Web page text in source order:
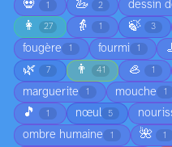
💀 1 🦢 2 dessin
👩 27 👵 1 🍃 3
fougère 1 fourmi 1
🌿 7 👨 41 🦪 1
marguerite 1 mouche 1
🎵 1 nœul 5
ombre humaine 1 🌺 1